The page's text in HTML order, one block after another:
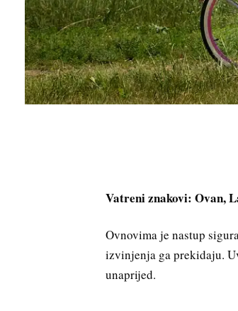
Vatreni znakovi: Ovan,
Ovnovima je nastup
izvinjenja ga prekidaju.
unaprijed.